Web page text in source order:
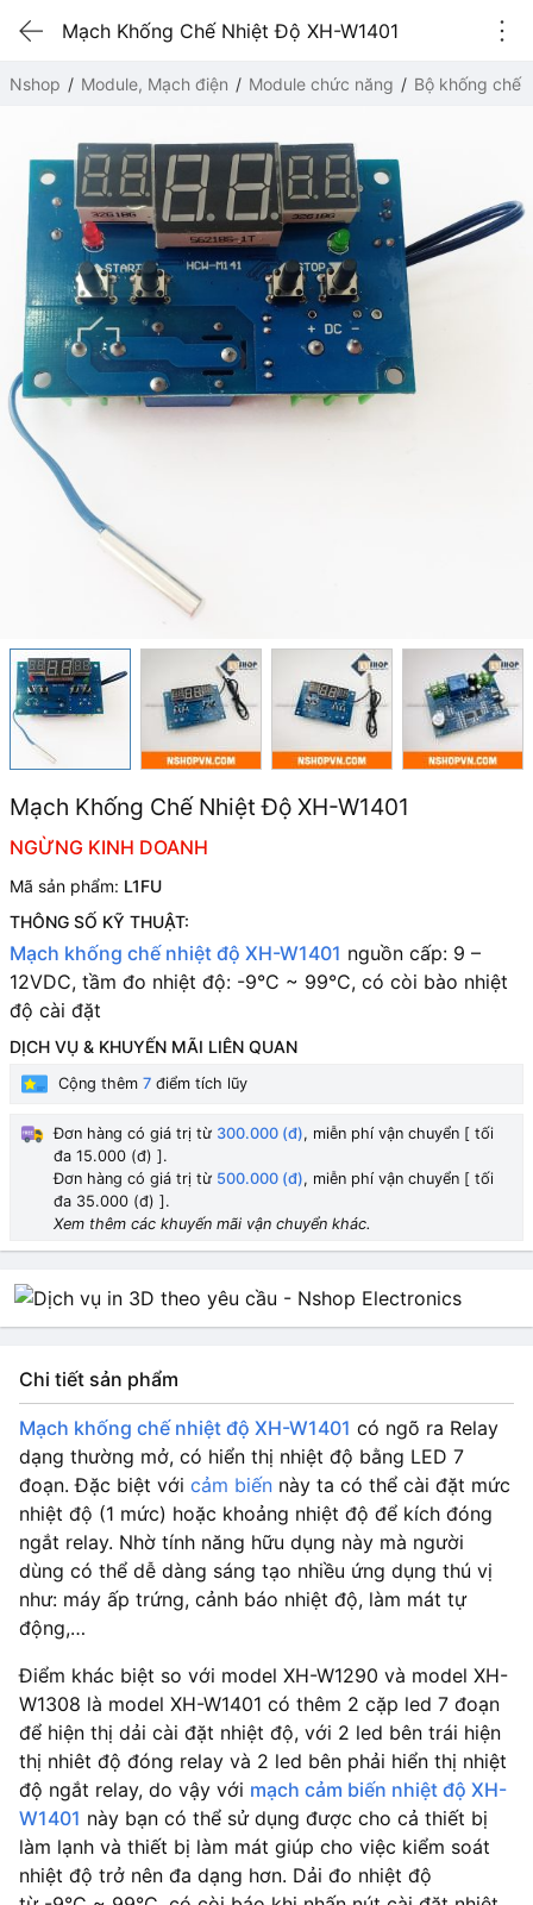
Mạch Khống Chế Nhiệt Độ XH-W1401
Nshop Module, Mạch điện Module chức năng Bộ khống chế
Mạch Khống Chế Nhiệt Độ XH-W1401
NGỪNG KINH DOANH
Mã sản phẩm: L1FU
THÔNG SỐ KỸ THUẬT:
Mạch khống chế nhiệt độ XH-W1401 nguồn cấp: 9 –
12VDC, tầm đo nhiệt độ: -9°C ~ 99°C, có còi bào nhiệt
độ cài đặt
DỊCH VỤ & KHUYẾN MÃI LIÊN QUAN
Cộng thêm 7 điểm tích lũy
Đơn hàng có giá trị từ 300.000 (đ), miễn phí vận chuyển [ tối
đa 15.000 (đ) ].
Đơn hàng có giá trị từ 500.000 (đ), miễn phí vận chuyển [ tối
đa 35.000 (đ) ].
Xem thêm các khuyến mãi vận chuyển khác.
Chi tiết sản phẩm
Mạch khống chế nhiệt độ XH-W1401 có ngõ ra Relay
dạng thường mở, có hiển thị nhiệt độ bằng LED 7
đoạn. Đặc biệt với cảm biến này ta có thể cài đặt mức
nhiệt độ (1 mức) hoặc khoảng nhiệt độ để kích đóng
ngắt relay. Nhờ tính năng hữu dụng này mà người
dùng có thể dễ dàng sáng tạo nhiều ứng dụng thú vị
như: máy ấp trứng, cảnh báo nhiệt độ, làm mát tự
động,…
Điểm khác biệt so với model XH-W1290 và model XH-
W1308 là model XH-W1401 có thêm 2 cặp led 7 đoạn
để hiện thị dải cài đặt nhiệt độ, với 2 led bên trái hiện
thị nhiêt độ đóng relay và 2 led bên phải hiển thị nhiệt
độ ngắt relay, do vậy với mạch cảm biến nhiệt độ XH-
W1401 này bạn có thể sử dụng được cho cả thiết bị
làm lạnh và thiết bị làm mát giúp cho việc kiểm soát
nhiệt độ trở nên đa dạng hơn. Dải đo nhiệt độ